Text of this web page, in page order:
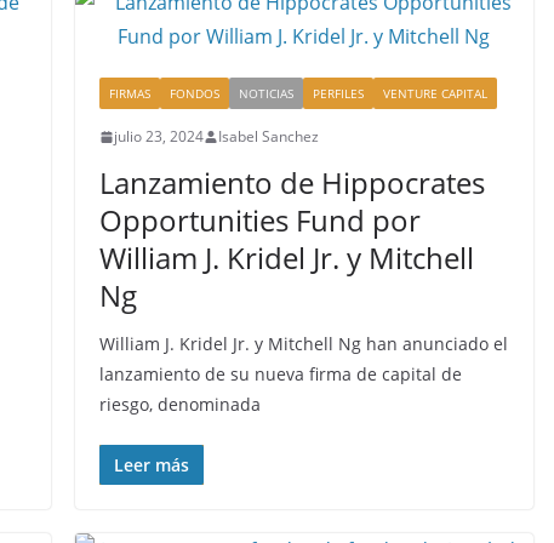
FIRMAS FONDOS NOTICIAS PERFILES VENTURE CAPITAL
julio 23, 2024 Isabel Sanchez
Lanzamiento de Hippocrates
Opportunities Fund por
William J. Kridel Jr. y Mitchell
Ng
William J. Kridel Jr. y Mitchell Ng han anunciado el
lanzamiento de su nueva firma de capital de
riesgo, denominada
Leer más